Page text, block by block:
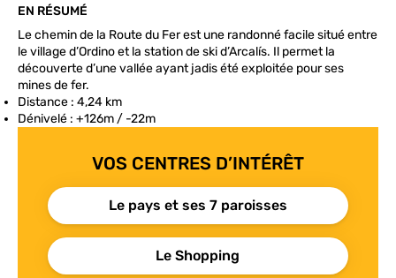
EN RÉSUMÉ
Le chemin de la Route du Fer est une randonné facile situé entre
le village d’Ordino et la station de ski d’Arcalís. Il permet la
découverte d’une vallée ayant jadis été exploitée pour ses
mines de fer.
Distance : 4,24 km
Dénivelé : +126m / -22m
VOS CENTRES D’INTÉRÊT
Le pays et ses 7 paroisses
Le Shopping